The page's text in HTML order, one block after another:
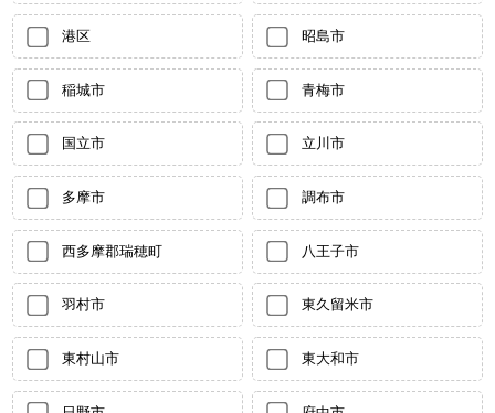
港区 昭島市
稲城市 青梅市
国立市 立川市
多摩市 調布市
西多摩郡瑞穂町 八王子市
羽村市 東久留米市
東村山市 東大和市